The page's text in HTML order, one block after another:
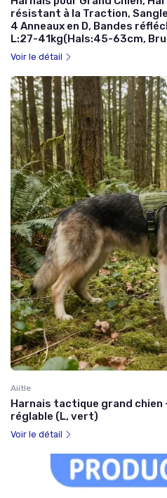
résistant à la Traction,
4 Anneaux en D, Bandes
L:27-41kg(Hals:45-63cm,
Voir le détail
Aiitle
Harnais tactique grand
réglable (L, vert)
Voir le détail